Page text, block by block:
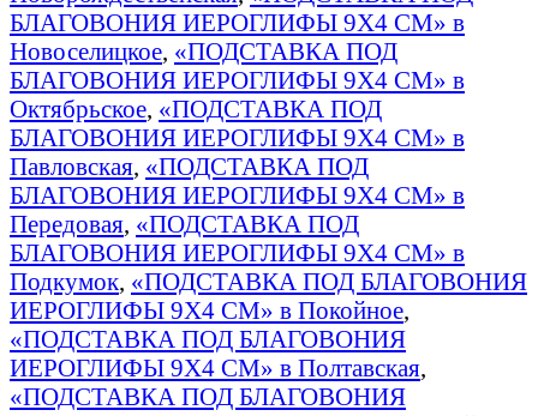
БЛАГОВОНИЯ ИЕРОГЛИФЫ 9Х4 СМ» в
Новоселицкое, «ПОДСТАВКА ПОД
БЛАГОВОНИЯ ИЕРОГЛИФЫ 9Х4 СМ» в
Октябрьское, «ПОДСТАВКА ПОД
БЛАГОВОНИЯ ИЕРОГЛИФЫ 9Х4 СМ» в
Павловская, «ПОДСТАВКА ПОД
БЛАГОВОНИЯ ИЕРОГЛИФЫ 9Х4 СМ» в
Передовая, «ПОДСТАВКА ПОД
БЛАГОВОНИЯ ИЕРОГЛИФЫ 9Х4 СМ» в
Подкумок, «ПОДСТАВКА ПОД БЛАГОВОНИЯ
ИЕРОГЛИФЫ 9Х4 СМ» в Покойное,
«ПОДСТАВКА ПОД БЛАГОВОНИЯ
ИЕРОГЛИФЫ 9Х4 СМ» в Полтавская,
«ПОДСТАВКА ПОД БЛАГОВОНИЯ